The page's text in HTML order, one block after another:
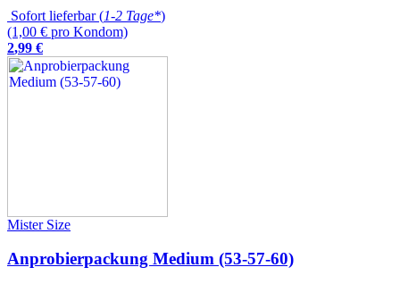
Sofort lieferbar (1-2 Tage*)
(1,00 € pro Kondom)
2,99 €
Mister Size
Anprobierpackung Medium (53-57-60)